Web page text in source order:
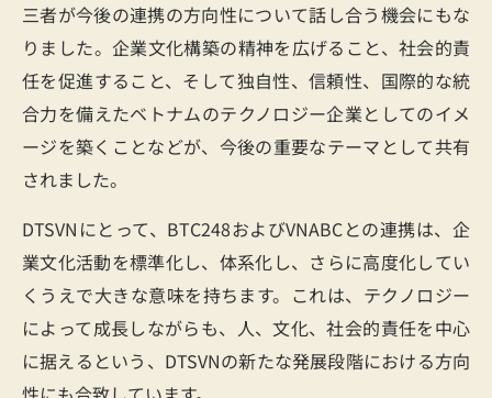
三者が今後の連携の方向性について話し合う機会にもな
りました。企業文化構築の精神を広げること、社会的責
任を促進すること、そして独自性、信頼性、国際的な統
合力を備えたベトナムのテクノロジー企業としてのイメ
ージを築くことなどが、今後の重要なテーマとして共有
されました。
DTSVNにとって、BTC248およびVNABCとの連携は、企
業文化活動を標準化し、体系化し、さらに高度化してい
くうえで大きな意味を持ちます。これは、テクノロジー
によって成長しながらも、人、文化、社会的責任を中心
に据えるという、DTSVNの新たな発展段階における方向